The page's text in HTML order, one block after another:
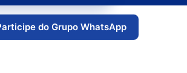
do Grupo WhatsApp